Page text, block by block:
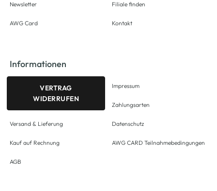
Newsletter
AWG Card
Filiale finden
Kontakt
Informationen
VERTRAG
WIDERRUFEN
Versand & Lieferung
Kauf auf Rechnung
AGB
Impressum
Zahlungsarten
Datenschutz
AWG CARD Teilnahmebedingungen